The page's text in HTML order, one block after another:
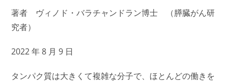
著者 ヴィノド・バラチャンドラン博士 （膵臓がん研
究者）
2022 年 8 月 9 日
タンパク質は大きくて複雑な分子で、ほとんどの働きを